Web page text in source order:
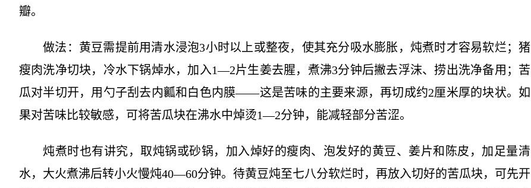
瓣。
做法：黄豆需提前用清水浸泡3小时以上或整夜，使其充分吸水膨胀，炖煮时才容易软烂；猪
瘦肉洗净切块，冷水下锅焯水，加入1—2片生姜去腥，煮沸3分钟后撇去浮沫、捞出洗净备用；苦
瓜对半切开，用勺子刮去内瓤和白色内膜——这是苦味的主要来源，再切成约2厘米厚的块状。如
果对苦味比较敏感，可将苦瓜块在沸水中焯烫1—2分钟，能减轻部分苦涩。
炖煮时也有讲究，取炖锅或砂锅，加入焯好的瘦肉、泡发好的黄豆、姜片和陈皮，加足量清
水，大火煮沸后转小火慢炖40—60分钟。待黄豆炖至七八分软烂时，再放入切好的苦瓜块，可先开